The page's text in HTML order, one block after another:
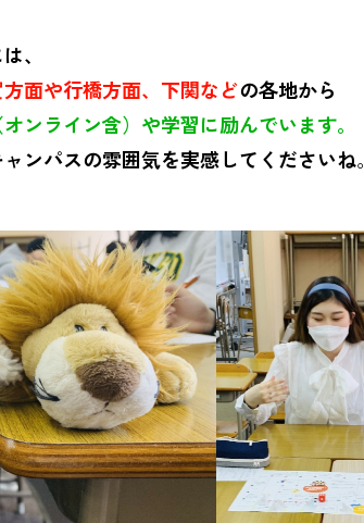
、
面や行橋方面、下関などの各地から
ンライン含）や学習に励んでいます。
ンパスの雰囲気を実感してくださいね。